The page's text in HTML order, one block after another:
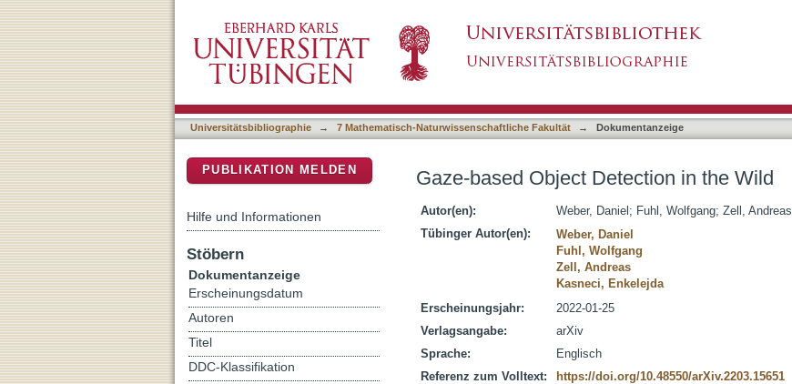
Universitätsbibliographie → 7 Mathematisch-Naturwissenschaftliche Fakultät → Dokumentanzeige
Gaze-based Object Detection in the Wild
Autor(en): Weber, Daniel ; Fuhl, Wolfgang; Zell, Andreas
Tübinger Autor(en):
Weber, Daniel
Fuhl, Wolfgang
Zell, Andreas
Kasneci, Enkelejda
Erscheinungsjahr:
2022-01-25
Verlagsangabe:
arXiv
Sprache:
Englisch
Referenz zum Volltext:
https://doi.org/10.48550/arXiv.2203.15651
PUBLIKATION MELDEN
Hilfe und Informationen
Stöbern
Dokumentanzeige
Erscheinungsdatum
Autoren
Titel
DDC-Klassifikation